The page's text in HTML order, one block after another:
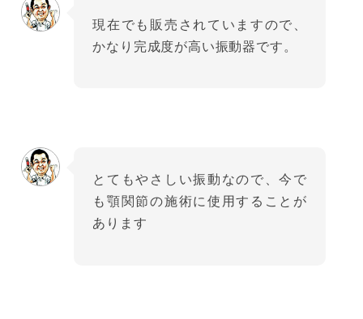
現在でも販売されていますので、
かなり完成度が高い振動器です。
とてもやさしい振動なので、今で
も顎関節の施術に使用することが
あります